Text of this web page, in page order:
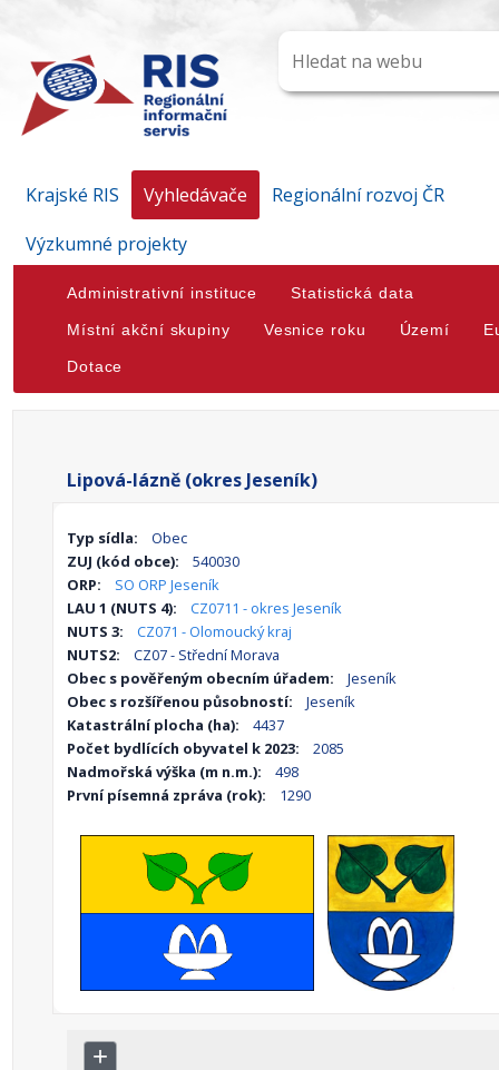
Krajské RIS Vyhledávače
Regionální rozvoj ČR
Výzkumné projekty
Administrativní instituce Statistická data
Místní akční skupiny Vesnice roku Území
Dotace
Lipová-lázně (okres Jeseník)
Typ sídla:
Obec
ZUJ (kód obce):
540030
ORP:
SO ORP Jeseník
LAU 1 (NUTS 4):
CZ0711 - okres Jeseník
NUTS 3:
CZ071 - Olomoucký kraj
NUTS2:
CZ07 - Střední Morava
Obec s pověřeným obecním úřadem:
Jeseník
Obec s rozšířenou působností:
Jeseník
Katastrální plocha (ha):
4437
Počet bydlících obyvatel k 2023:
2085
Nadmořská výška (m n.m.):
498
První písemná zpráva (rok):
1290